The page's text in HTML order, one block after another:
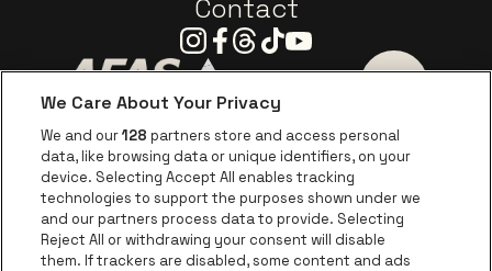
Contact
Instagram
Facebook
Threads
TiktokYoutube
Ga naar de website van
Ga naar
Ga naar de website van Europcar
Ga naar de
Ga naar de website van Coca-Cola
Ga naar de website van
Ga naar de
We Care About Your Privacy
We and our128 partners store and access personal
data, like browsing data or unique identifiers, on your
device. Selecting Accept All enables tracking
technologies to support the purposes shown under we
and our partners process data to provide. Selecting
Reject All or withdrawing your consent will disable
them. If trackers are disabled, some content and ads